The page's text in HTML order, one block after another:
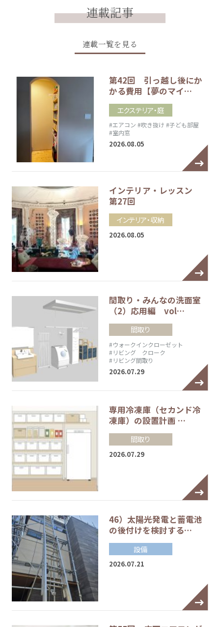
連載記事
連載一覧を見る
第42回 引っ越し後にか
かる費用【夢のマイ…
エクステリア・庭
#エアコン #吹き抜け #子ども部屋
#室内窓
2026.08.05
インテリア・レッスン
第27回
インテリア・収納
2026.08.05
間取り・みんなの洗面室
（2）応用編 vol…
間取り
#ウォークインクローゼット
#リビング クローク
#リビング間取り
2026.07.29
専用冷凍庫（セカンド冷
凍庫）の設置計画 …
間取り
2026.07.29
46）太陽光発電と蓄電池
の後付けを検討する…
設備
2026.07.21